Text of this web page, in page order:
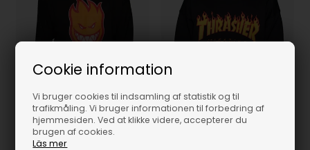
Cookie information
Vi bruger cookies til indsamling af statistik og til
trafikmåling. Vi bruger informationen til forbedring af
hjemmesiden. Ved at klikke videre, accepterer du
brugen af cookies.
Läs mer